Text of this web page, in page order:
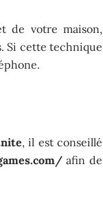
de votre maison,
Si cette technique
, il est conseillé
afin de